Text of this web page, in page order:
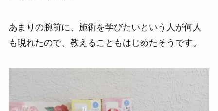
あまりの腕前に、施術を学びたいという人が何人
も現れたので、教えることもはじめたそうです。